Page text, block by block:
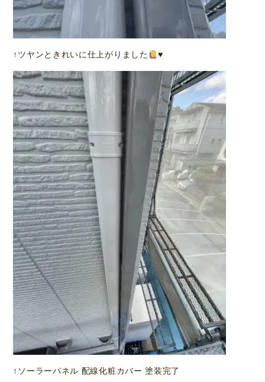
↑ツヤンときれいに仕上がりました ♥️
↑ソーラーパネル 配線化粧カバー 塗装完了